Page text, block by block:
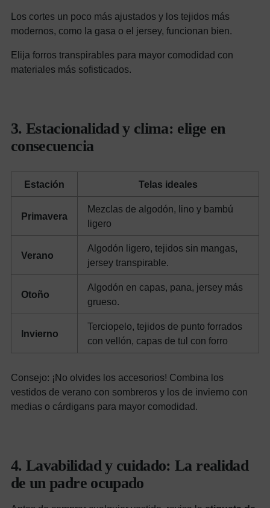
Los cortes un poco más ajustados y los tejidos más
modernos, como la gasa o el jersey, funcionan bien.
Elija forros transpirables para mayor comodidad con
materiales más sofisticados.
3. Estacionalidad y clima: elige en
consecuencia
Estación Telas ideales
Primavera
Mezclas de algodón, lino y bambú
ligero
Verano
Algodón ligero, tejidos sin mangas,
jersey transpirable.
Otoño
Algodón en capas, pana, jersey más
grueso.
Invierno
Terciopelo, tejidos de punto forrados
con vellón, capas de tul con forro
Consejo: ¡No olvides los accesorios! Combina los
vestidos de verano con sombreros y los de invierno con
medias o cárdigans para mayor comodidad.
4. Lavabilidad y cuidado: La realidad
de un padre ocupado